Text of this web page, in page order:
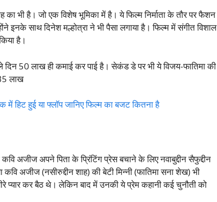
का भी है। जो एक विशेष भूमिका में है। ये फिल्म निर्माता के तौर पर फैशन
इनके साथ दिनेश मल्होत्रा ने भी पैसा लगाया है। फिल्म में संगीत विशाल
है।
दिन 50 लाख ही कमाई कर पाई है। सेकंड डे पर भी ये विजय-फातिमा की
लाख
हुई या फ्लॉप जानिए फिल्म का बजट कितना है
अजीज अपने पिता के प्रिंटिंग प्रेस बचाने के लिए नवाबुद्दीन सैफुद्दीन
अजीज (नसीरुद्दीन शाह) की बेटी मिन्नी (फातिमा सना शेख) भी
धीरे प्यार कर बैठ थे। लेकिन बाद में उनकी ये प्रेम कहानी कई चुनौती को